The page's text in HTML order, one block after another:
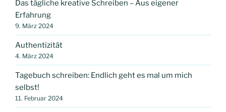
Das tägliche kreative Schreiben – Aus eigener
Erfahrung
9. März 2024
Authentizität
4. März 2024
Tagebuch schreiben: Endlich geht es mal um mich
selbst!
11. Februar 2024